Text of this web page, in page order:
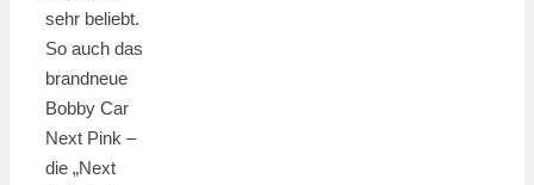
sehr beliebt.
So auch das
brandneue
Bobby Car
Next Pink –
die „Next